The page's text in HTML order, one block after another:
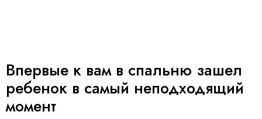
Впервые к вам в спальню зашел
ребенок в самый неподходящий
момент